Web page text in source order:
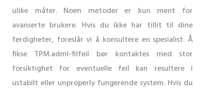
ulike måter. Noen metoder er kun ment for
avanserte brukere. Hvis du ikke har tillit til dine
ferdigheter, foreslår vi å konsultere en spesialist. Å
fikse TPM.adml-filfeil bør kontaktes med stor
forsiktighet for eventuelle feil kan resultere i
ustabilt eller unproperly fungerende system. Hvis du